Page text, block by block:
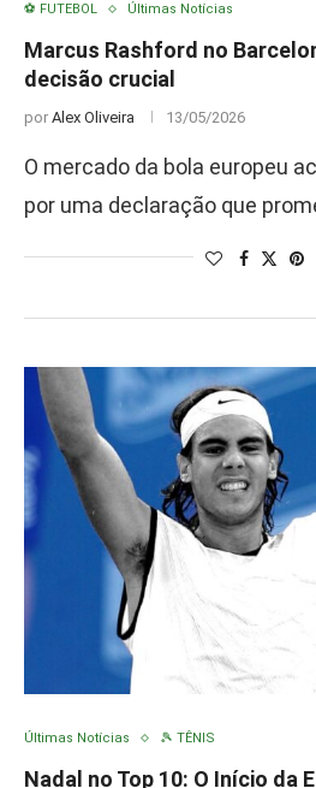
⚽ FUTEBOL Últimas Notícias
Marcus Rashford no
decisão crucial
por Alex Oliveira 13/05/2026
O mercado da bola europeu
por uma declaração que
Últimas Notícias 🎾 TÊNIS
Nadal no Top 10: O Início da